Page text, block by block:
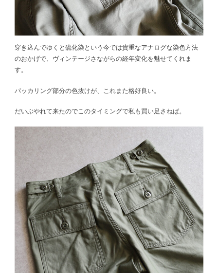
穿き込んでゆくと硫化染という今では貴重なアナログな染色方法
のおかげで、ヴィンテージさながらの経年変化を魅せてくれま
す。
パッカリング部分の色抜けが、これまた格好良い。
だいぶやれて来たのでこのタイミングで私も買い足さねば。